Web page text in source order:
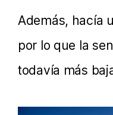
Además, hacía
por lo que la
todavía más